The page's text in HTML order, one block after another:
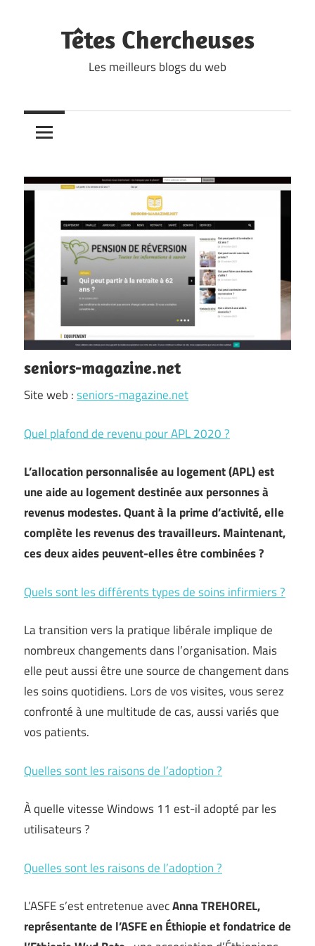
Têtes Chercheuses
Les meilleurs blogs du web
seniors-magazine.net
Site web :seniors-magazine.net
Quel plafond de revenu pour APL 2020 ?
L’allocation personnalisée au logement (APL) est
une aide au logement destinée aux personnes à
revenus modestes. Quant à la prime d’activité, elle
complète les revenus des travailleurs. Maintenant,
ces deux aides peuvent-elles être combinées ?
Quels sont les différents types de soins infirmiers ?
La transition vers la pratique libérale implique de
nombreux changements dans l’organisation. Mais
elle peut aussi être une source de changement dans
les soins quotidiens. Lors de vos visites, vous serez
confronté à une multitude de cas, aussi variés que
vos patients.
Quelles sont les raisons de l’adoption ?
À quelle vitesse Windows 11 est-il adopté par les
utilisateurs ?
Quelles sont les raisons de l’adoption ?
L’ASFE s’est entretenue avecAnna TREHOREL,
représentante de l’ASFE en Éthiopie et fondatrice de